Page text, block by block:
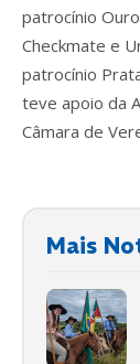
patrocínio
Checkmate e
patrocínio
teve apoio da
Câmara de
Mais